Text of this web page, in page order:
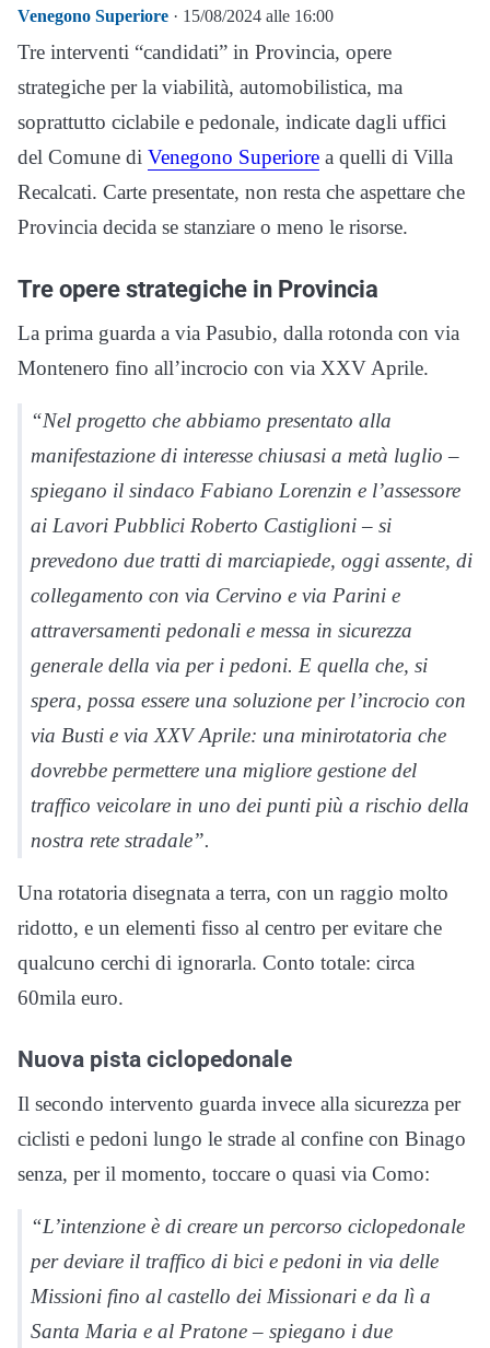
Venegono Superiore · 15/08/2024 alle 16:00
Tre interventi “candidati” in Provincia, opere
strategiche per la viabilità, automobilistica, ma
soprattutto ciclabile e pedonale, indicate dagli uffici
del Comune di Venegono Superiore a quelli di Villa
Recalcati. Carte presentate, non resta che aspettare che
Provincia decida se stanziare o meno le risorse.
Tre opere strategiche in Provincia
La prima guarda a via Pasubio, dalla rotonda con via
Montenero fino all’incrocio con via XXV Aprile.
“Nel progetto che abbiamo presentato alla
manifestazione di interesse chiusasi a metà luglio –
spiegano il sindaco Fabiano Lorenzin e l’assessore
ai Lavori Pubblici Roberto Castiglioni – si
prevedono due tratti di marciapiede, oggi assente, di
collegamento con via Cervino e via Parini e
attraversamenti pedonali e messa in sicurezza
generale della via per i pedoni. E quella che, si
spera, possa essere una soluzione per l’incrocio con
via Busti e via XXV Aprile: una minirotatoria che
dovrebbe permettere una migliore gestione del
traffico veicolare in uno dei punti più a rischio della
nostra rete stradale”.
Una rotatoria disegnata a terra, con un raggio molto
ridotto, e un elementi fisso al centro per evitare che
qualcuno cerchi di ignorarla. Conto totale: circa
60mila euro.
Nuova pista ciclopedonale
Il secondo intervento guarda invece alla sicurezza per
ciclisti e pedoni lungo le strade al confine con Binago
senza, per il momento, toccare o quasi via Como:
“L’intenzione è di creare un percorso ciclopedonale
per deviare il traffico di bici e pedoni in via delle
Missioni fino al castello dei Missionari e da lì a
Santa Maria e al Pratone – spiegano i due